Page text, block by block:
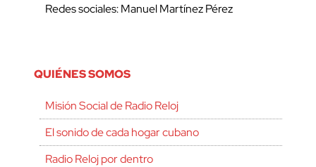
Redes sociales: Manuel Martínez Pérez
QUIÉNES SOMOS
Misión Social de Radio Reloj
El sonido de cada hogar cubano
Radio Reloj por dentro